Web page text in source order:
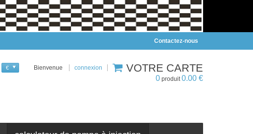
Contactez-nous
Bienvenue connexion VOTRE CARTE
0 produit0.00 €
€